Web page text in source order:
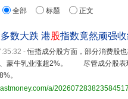
全部 标题 正文
多数大跌 港股指数竟然顽强
-恒指成分股方面，部分消费股
、蒙牛乳业涨超2%。 尽管成分股
。
a/